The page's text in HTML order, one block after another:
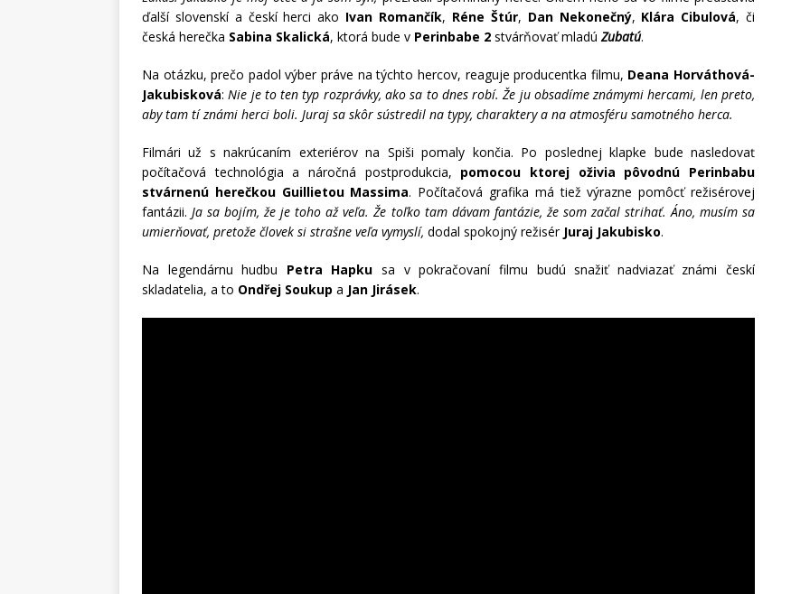
ďalší slovenskí a českí herci ako Ivan Romančík, Réne Štúr, Dan Nekonečný, Klára Cibulová, či
česká herečka Sabina Skalická, ktorá bude v Perinbabe 2 stvárňovať mladúZubatú.
Na otázku, prečo padol výber práve na týchto hercov, reaguje producentka filmu, Deana Horváthová-
Jakubisková:Nie je to ten typ rozprávky, ako sa to dnes robí. Že ju obsadíme známymi hercami, len preto,
aby tam tí známi herci boli. Juraj sa skôr sústredil na typy, charaktery a na atmosféru samotného herca.
Filmári už s nakrúcaním exteriérov na Spiši pomaly končia. Po poslednej klapke bude nasledovať
počítačová technológia a náročná postprodukcia, pomocou ktorej oživia pôvodnú Perinbabu
stvárnenú herečkou Guillietou Massima. Počítačová grafika má tiež výrazne pomôcť režisérovej
fantázii.Ja sa bojím, že je toho až veľa. Že toľko tam dávam fantázie, že som začal strihať. Áno, musím sa
umierňovať, pretože človek si strašne veľa vymyslí, dodal spokojný režisér Juraj Jakubisko.
Na legendárnu hudbu Petra Hapkusa v pokračovaní filmu budú snažiť nadviazať známi českí
skladatelia, a to Ondřej Soukup a Jan Jirásek.